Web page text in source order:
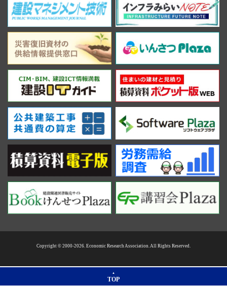
Copyright © 2000-2026. Economic Research Association. All Rights Reserved.
TOP